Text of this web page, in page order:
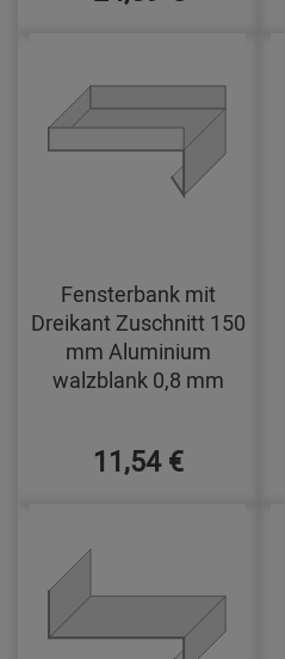
Fensterbank mit
Dreikant Zuschnitt 150
mm Aluminium
walzblank 0,8 mm
11,54 €